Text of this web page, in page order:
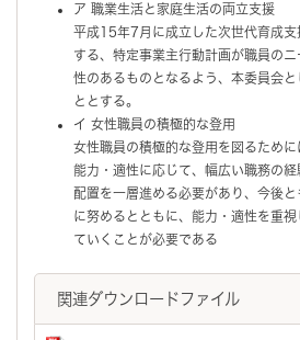
ア 職業生活と家庭生活の両立支援
平成15年7月に成立した次世代育成
する、特定事業主行動計画が職員の
性のあるものとなるよう、本委員会と
ととする。
イ 女性職員の積極的な登用
女性職員の積極的な登用を図るため
能力・適性に応じて、幅広い職務の
配置を一層進める必要があり、今後
に努めるとともに、能力・適性を重
ていくことが必要である
関連ダウンロードファイル